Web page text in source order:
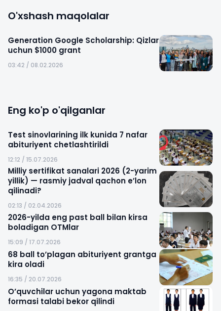
O'xshash maqolalar
Generation Google Scholarship: Qizlar
uchun $1000 grant
03:42 / 08.02.2026
Eng ko'p o'qilganlar
Test sinovlarining ilk kunida 7 nafar
abituriyent chetlashtirildi
12:12 / 15.07.2026
Milliy sertifikat sanalari 2026 (2-yarim
yillik) — rasmiy jadval qachon e’lon
qilinadi?
02:13 / 02.04.2026
2026-yilda eng past ball bilan kirsa
boladigan OTMlar
15:09 / 17.07.2026
68 ball to’plagan abituriyent grantga
kira oladi
16:35 / 20.07.2026
O’quvchilar uchun yagona maktab
formasi talabi bekor qilindi